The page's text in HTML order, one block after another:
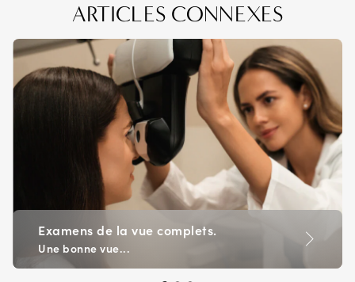
ARTICLES CONNEXES
Examens de la vue complets.
Une bonne vue...